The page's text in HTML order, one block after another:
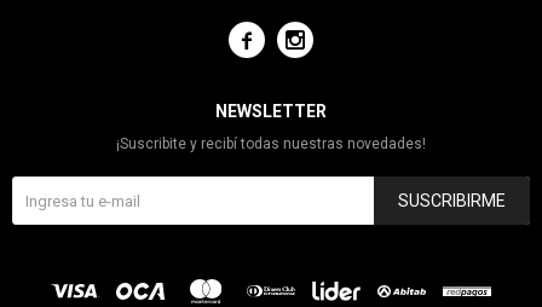
 
NEWSLETTER
¡Suscribite y recibí todas nuestras novedades!
SUSCRIBIRME